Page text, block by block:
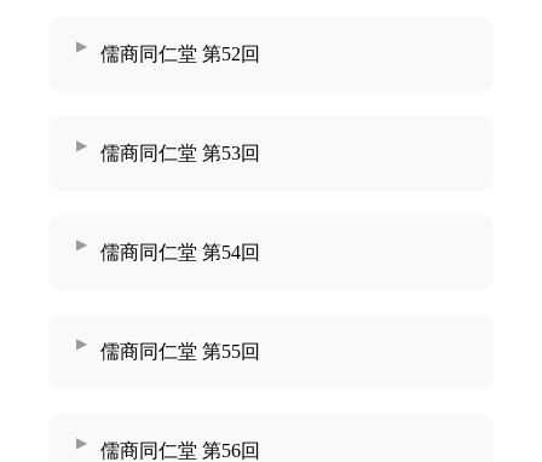
儒商同仁堂 第52回
儒商同仁堂 第53回
儒商同仁堂 第54回
儒商同仁堂 第55回
儒商同仁堂 第56回